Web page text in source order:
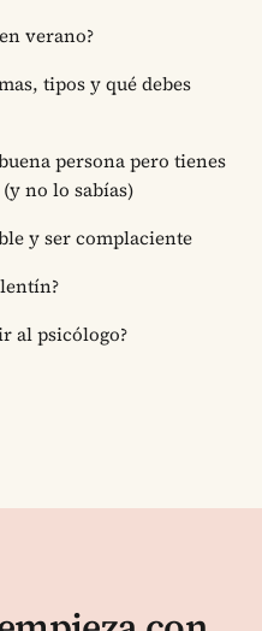
verano?
tipos y qué debes
persona pero tienes
no lo sabías)
y ser complaciente
al psicólogo?